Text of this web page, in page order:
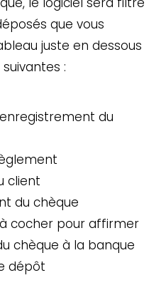
que vous
juste en dessous
:
du
client
du chèque
cocher pour affirmer
chèque à la banque
dépôt